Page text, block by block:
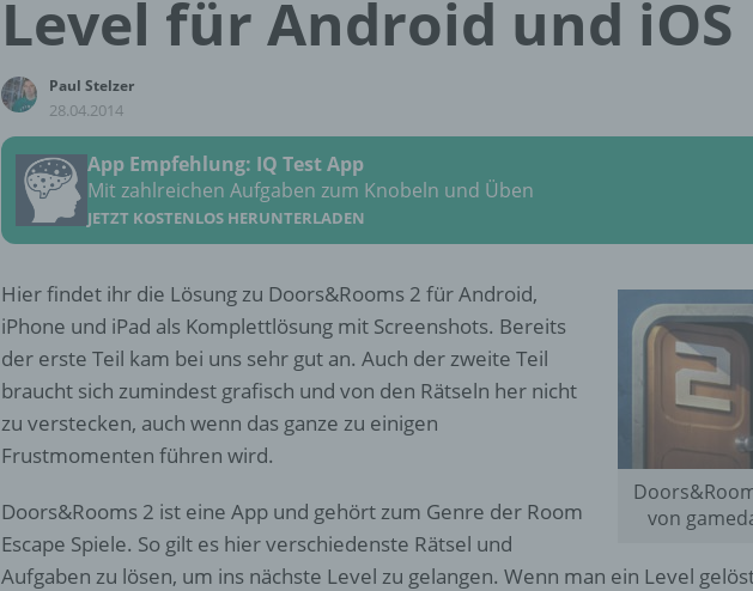
Level für Android und iOS
Paul Stelzer
28.04.2014
App Empfehlung: IQ Test App
Mit zahlreichen Aufgaben zum Knobeln und Üben
JETZT KOSTENLOS HERUNTERLADEN
von
Hier findet ihr die Lösung zu Doors&Rooms 2 für Android,
iPhone und iPad als Komplettlösung mit Screenshots. Bereits
der erste Teil kam bei uns sehr gut an. Auch der zweite Teil
braucht sich zumindest grafisch und von den Rätseln her nicht
zu verstecken, auch wenn das ganze zu einigen
Frustmomenten führen wird.
Doors&Rooms 2 ist eine App und gehört zum Genre der Room
Escape Spiele. So gilt es hier verschiedenste Rätsel und
Aufgaben zu lösen, um ins nächste Level zu gelangen. Wenn man ein Level